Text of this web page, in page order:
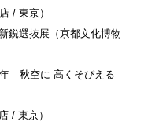
/ 東京）
鋭選抜展（京都文化博物
秋空に 高くそびえる
/ 東京）